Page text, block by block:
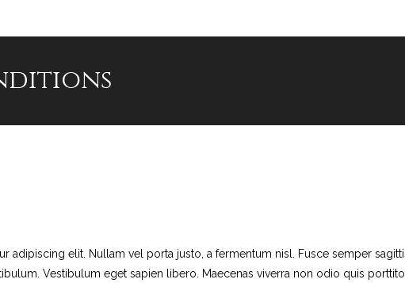
adipiscing elit. Nullam vel porta justo, a fermentum nisl. Fusce semper
Vestibulum eget sapien libero. Maecenas viverra non odio quis